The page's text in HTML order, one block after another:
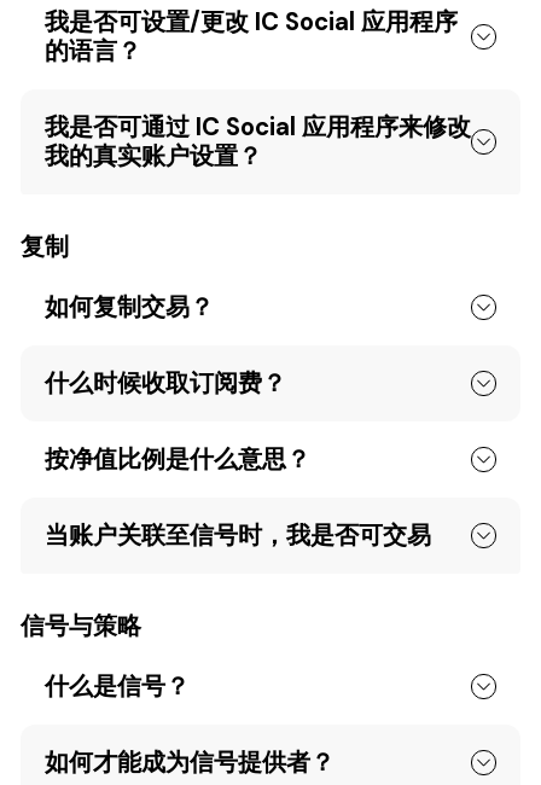
我是否可设置/更改 IC Social 应用程序
的语言？
我是否可通过 IC Social 应用程序来修改
我的真实账户设置？
复制
如何复制交易？
什么时候收取订阅费？
按净值比例是什么意思？
当账户关联至信号时，我是否可交易
信号与策略
什么是信号？
如何才能成为信号提供者？